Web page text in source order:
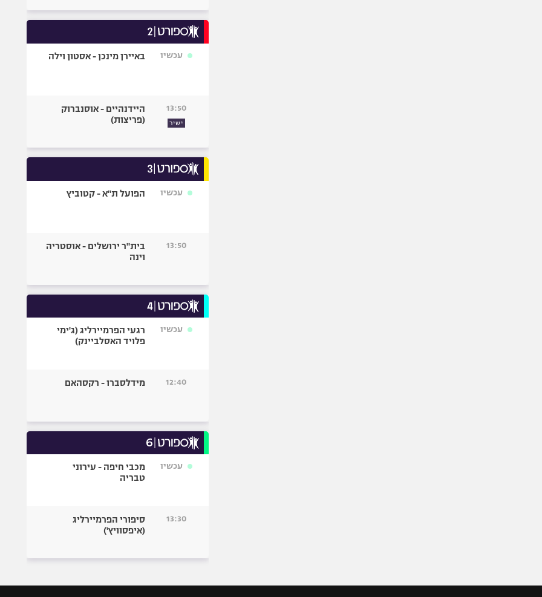
עכשיו באיירן מינכן - אסטון וילה
13:50
ישיר
היידנהיים - אוסנברוק
(פריצות)
עכשיו הפועל ת"א - קטוביץ
13:50
בית"ר ירושלים - אוסטריה
וינה
עכשיו
רגעי הפרמיירליג (ג'ימי
פלויד האסלביינק)
12:40 מידלסברו - רקסהאם
עכשיו
מכבי חיפה - עירוני
טבריה
13:30
סיפורי הפרמיירליג
(איפסוויץ')